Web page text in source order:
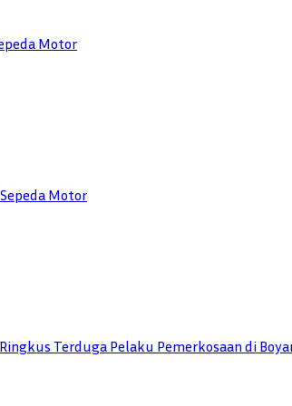
Motor
Motor
Terduga Pelaku Pemerkosaan di